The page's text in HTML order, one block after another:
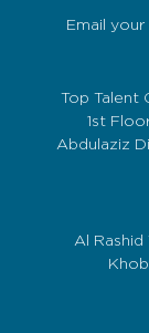
Email your
Top Talent
1st
Abdulaziz
Al Rashid